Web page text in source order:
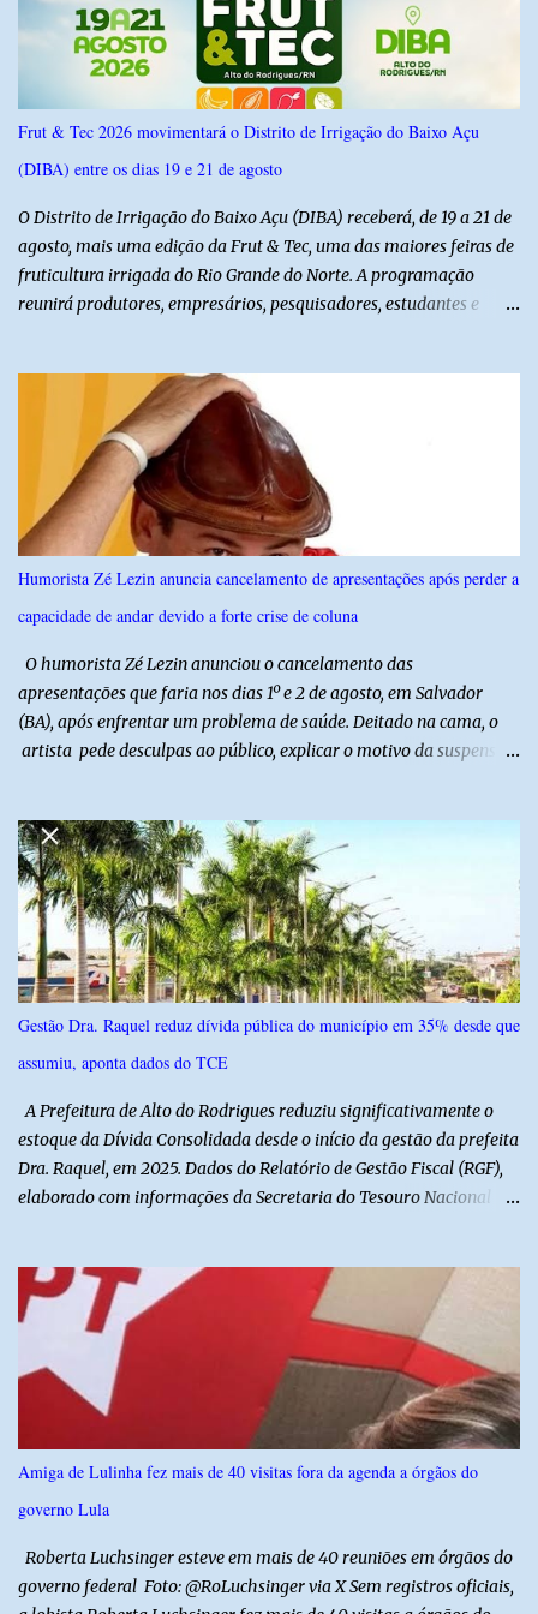
Frut & Tec 2026 movimentará o Distrito de Irrigação do Baixo Açu
(DIBA) entre os dias 19 e 21 de agosto
O Distrito de Irrigação do Baixo Açu (DIBA) receberá, de 19 a 21 de
agosto, mais uma edição da Frut & Tec, uma das maiores feiras de
fruticultura irrigada do Rio Grande do Norte. A programação
reunirá produtores, empresários, pesquisadores, estudantes e
instituições e tecnologias voltadas ao setor. Além das atividades
técnicas, a feira contará com programação cultural. No dia 20 de
agosto, o público poderá prestigiar o show de humor com Mução,
seguido de apresentação musical de Vê Barreto. A Frut & Tec
reforça a importância do Distrito de Irrigação do Baixo Açu como
referência na fruticultura irrigada, promovendo conhecimento,
inovação e oportunidades para o desenvolvimento do agronegócio
potiguar. @associacaodiba
Humorista Zé Lezin anuncia cancelamento de apresentações após perder a
capacidade de andar devido a forte crise de coluna
O humorista Zé Lezin anunciou o cancelamento das
apresentações que faria nos dias 1º e 2 de agosto, em Salvador
(BA), após enfrentar um problema de saúde. Deitado na cama, o
artista pede desculpas ao público, explicar o motivo da suspensão
impossível viajar e subir ao palco. O comediante contou que
precisou ser levado a um hospital depois de perder a capacidade
de andar normalmente. “Eu não estou conseguindo nem me
levantar direito da cama. É um processo muito dolorido”, relatou o
humorista. Durante o atendimento médico, o humorista foi
diagnosticado com “bico de papagaio” na região da coluna. De
acordo com ele, os laudos médicos já foram encaminhados à
equipe responsável, que acompanha o tratamento. Zé Lezin
afirmou ainda que está passando por um tratamento intenso, com
revelou ...
Gestão Dra. Raquel reduz dívida pública do município em 35% desde que
assumiu, aponta dados do TCE
A Prefeitura de Alto do Rodrigues reduziu significativamente o
estoque da Dívida Consolidada desde o início da gestão da prefeita
Dra. Raquel, em 2025. Dados do Relatório de Gestão Fiscal (RGF),
elaborado com informações da Secretaria do Tesouro Nacional
2024. Ao final de 2025, esse passivo já havia caído para R$
13.239.208,81. No primeiro semestre de 2026, o valor voltou a
recuar, chegando a R$ 12.357.336,09. Na comparação entre o
encerramento da gestão anterior e o primeiro semestre de 2026, a
redução foi de R$ 6.583.599,79, equivalente a aproximadamente
34,8% do estoque da dívida. Os números também mostram que o
município conseguiu manter a trajetória de queda durante a atual
administração. Apenas no primeiro semestre de 2026, a dívida foi
reduzida em R$ 881.872,72 em relação ao saldo do exercício
Amiga de Lulinha fez mais de 40 visitas fora da agenda a órgãos do
governo Lula
Roberta Luchsinger esteve em mais de 40 reuniões em órgãos do
governo federal Foto: @RoLuchsinger via X Sem registros oficiais,